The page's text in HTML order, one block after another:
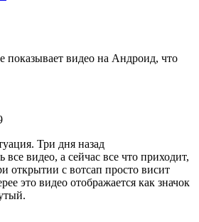
показывает видео на Андроид, что
Три дня назад
все видео, а сейчас все что приходит,
открытии с вотсап просто висит
это видео отображается как значок